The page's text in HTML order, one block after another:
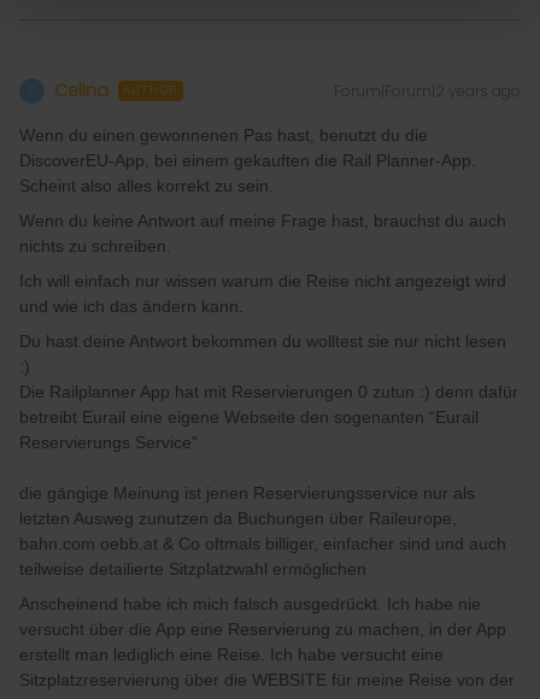
Celina AUTHOR Forum|Forum|2 years ago
Wenn du einen gewonnenen Pas hast, benutzt du die
DiscoverEU-App, bei einem gekauften die Rail Planner-App.
Scheint also alles korrekt zu sein.
Wenn du keine Antwort auf meine Frage hast, brauchst du auch
nichts zu schreiben.
Ich will einfach nur wissen warum die Reise nicht angezeigt wird
und wie ich das ändern kann.
Du hast deine Antwort bekommen du wolltest sie nur nicht lesen
:)
Die Railplanner App hat mit Reservierungen 0 zutun :) denn dafür
betreibt Eurail eine eigene Webseite den sogenanten “Eurail
Reservierungs Service”
die gängige Meinung ist jenen Reservierungsservice nur als
letzten Ausweg zunutzen da Buchungen über Raileurope,
bahn.com oebb.at & Co oftmals billiger, einfacher sind und auch
teilweise detailierte Sitzplatzwahl ermöglichen
Anscheinend habe ich mich falsch ausgedrückt. Ich habe nie
versucht über die App eine Reservierung zu machen, in der App
erstellt man lediglich eine Reise. Ich habe versucht eine
Sitzplatzreservierung über die WEBSITE für meine Reise von der